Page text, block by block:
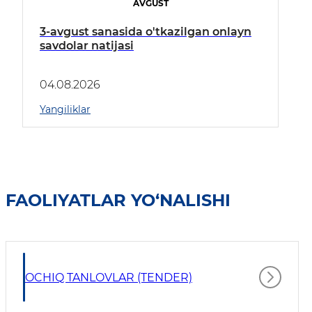
AVGUST
3-avgust sanasida o'tkazilgan onlayn
savdolar natijasi
04.08.2026
Yangiliklar
FAOLIYATLAR YO‘NALISHI
OCHIQ TANLOVLAR (TENDER)